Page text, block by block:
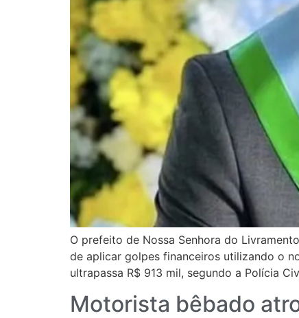
O prefeito de Nossa Senhora do
de aplicar golpes financeiros utilizando o
ultrapassa R$ 913 mil, segundo a Polícia
Motorista bêbado